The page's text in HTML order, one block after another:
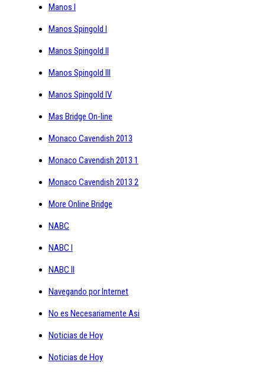
Manos I
Manos Spingold I
Manos Spingold II
Manos Spingold III
Manos Spingold IV
Mas Bridge On-line
Monaco Cavendish 2013
Monaco Cavendish 2013 1
Monaco Cavendish 2013 2
More Online Bridge
NABC
NABC I
NABC II
Navegando por Internet
No es Necesariamente Asi
Noticias de Hoy
Noticias de Hoy